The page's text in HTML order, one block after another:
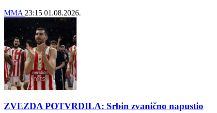
MMA 23:15 01.08.2026.
ZVEZDA POTVRDILA: Srbin zvanično napustio